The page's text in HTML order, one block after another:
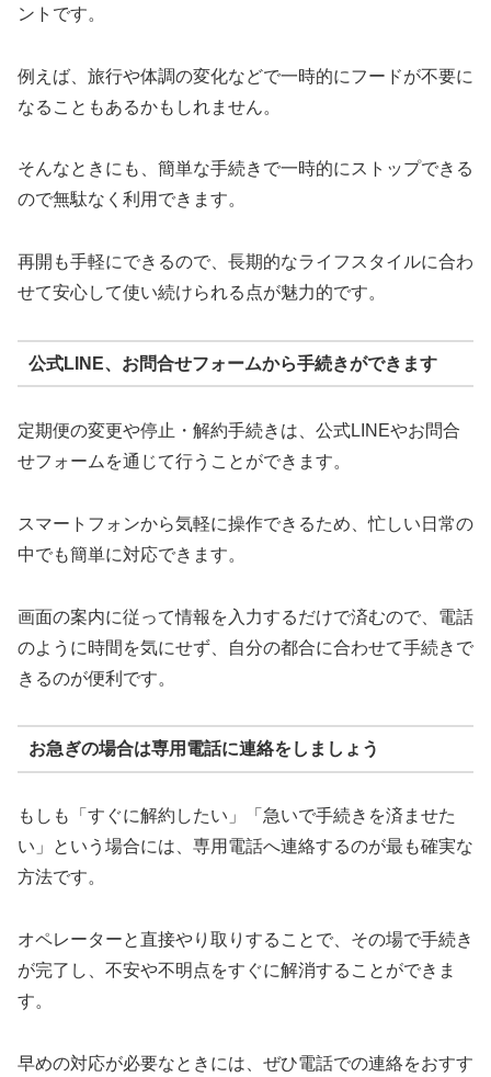
ントです。
例えば、旅行や体調の変化などで一時的にフードが不要に
なることもあるかもしれません。
そんなときにも、簡単な手続きで一時的にストップできる
ので無駄なく利用できます。
再開も手軽にできるので、長期的なライフスタイルに合わ
せて安心して使い続けられる点が魅力的です。
公式LINE、お問合せフォームから手続きができます
定期便の変更や停止・解約手続きは、公式LINEやお問合
せフォームを通じて行うことができます。
スマートフォンから気軽に操作できるため、忙しい日常の
中でも簡単に対応できます。
画面の案内に従って情報を入力するだけで済むので、電話
のように時間を気にせず、自分の都合に合わせて手続きで
きるのが便利です。
お急ぎの場合は専用電話に連絡をしましょう
もしも「すぐに解約したい」「急いで手続きを済ませた
い」という場合には、専用電話へ連絡するのが最も確実な
方法です。
オペレーターと直接やり取りすることで、その場で手続き
が完了し、不安や不明点をすぐに解消することができま
す。
早めの対応が必要なときには、ぜひ電話での連絡をおすす